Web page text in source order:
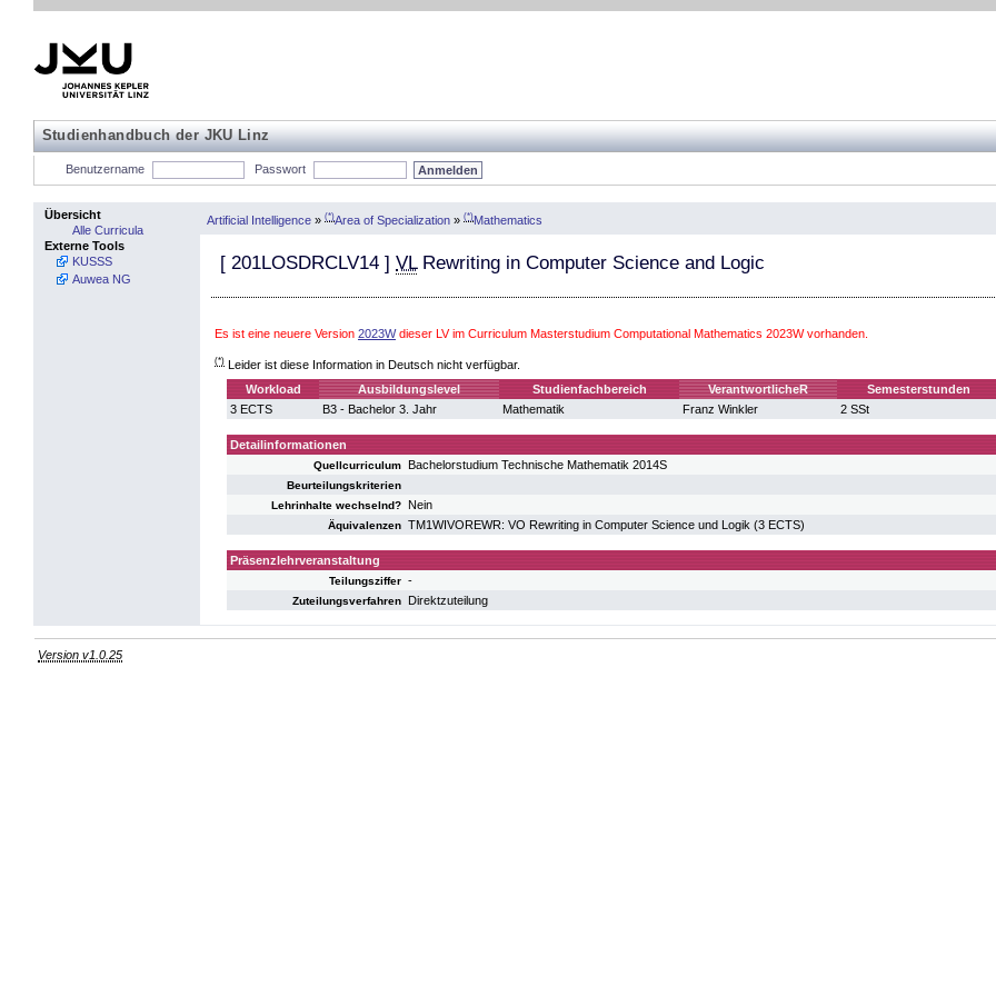
Studienhandbuch der JKU Linz
Benutzername Passwort
Übersicht
Alle Curricula
Externe Tools
KUSSS
Auwea NG
Artificial Intelligence » (*)Area of Specialization » (*)Mathematics
[ 201LOSDRCLV14 ] VLRewriting in Computer Science and Logic
Es ist eine neuere Version 2023Wdieser LV im Curriculum Masterstudium Computational Mathematics 2023W vorhanden.
(*) Leider ist diese Information in Deutsch nicht verfügbar.
Workload
Ausbildungslevel Studienfachbereich VerantwortlicheR Semesterstunden
3 ECTS
B3 - Bachelor 3. Jahr Mathematik Franz Winkler 2 SSt
Detailinformationen
Quellcurriculum Bachelorstudium Technische Mathematik 2014S
Beurteilungskriterien
Lehrinhalte wechselnd? Nein
Äquivalenzen TM1WIVOREWR: VO Rewriting in Computer Science und Logik (3 ECTS)
Präsenzlehrveranstaltung
Teilungsziffer -
Zuteilungsverfahren Direktzuteilung
Version v1.0.25